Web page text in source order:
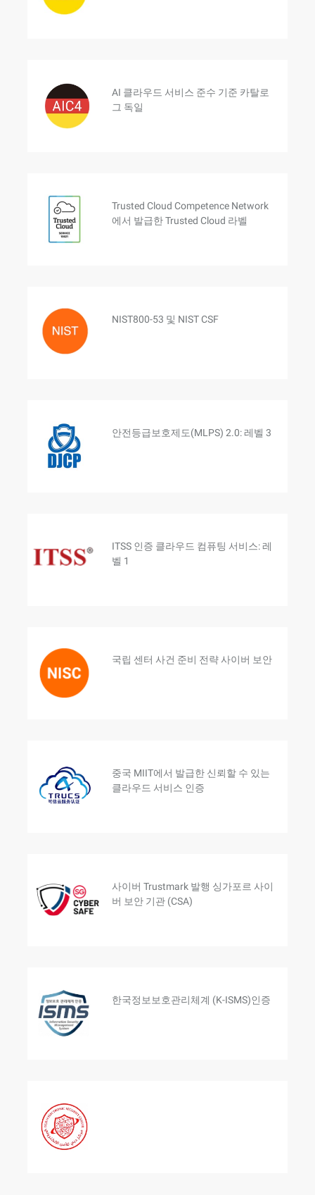
AI 클라우드 서비스 준수 기준 카탈로
그 독일
Trusted Cloud Competence Network
에서 발급한 Trusted Cloud 라벨
NIST800-53 및 NIST CSF
안전등급보호제도(MLPS) 2.0: 레벨 3
ITSS 인증 클라우드 컴퓨팅 서비스: 레
벨 1
국립 센터 사건 준비 전략 사이버 보안
중국 MIIT에서 발급한 신뢰할 수 있는
클라우드 서비스 인증
사이버 Trustmark 발행 싱가포르 사이
버 보안 기관 (CSA)
한국정보보호관리체계 (K-ISMS)인증